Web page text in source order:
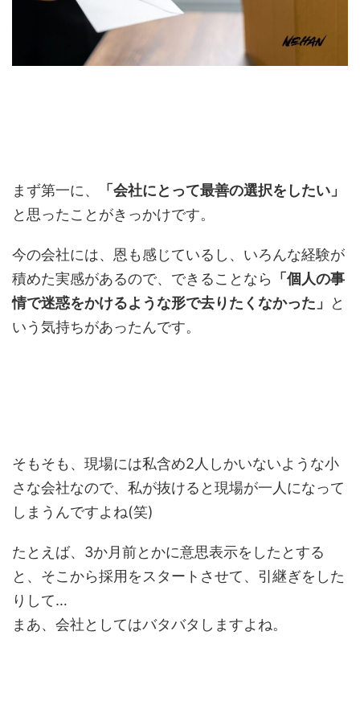
まず第一に、
「会社にとって最善の選択をしたい」
と思ったことがきっかけです。
今の会社には、恩も感じているし、いろんな経験が
積めた実感があるので、できることなら
「個人の事
情で迷惑をかけるような形で去りたくなかった」
と
いう気持ちがあったんです。
そもそも、現場には私含め2人しかいないような小
さな会社なので、私が抜けると現場が一人になって
しまうんですよね(笑)
たとえば、3か月前とかに意思表示をしたとする
と、そこから採用をスタートさせて、引継ぎをした
りして…
まあ、会社としてはバタバタしますよね。